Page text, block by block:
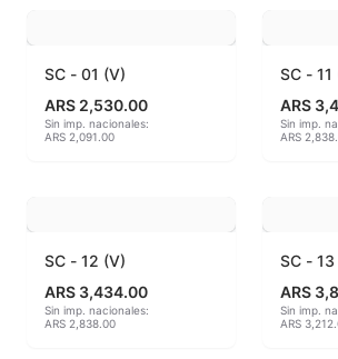
Fritas cerámicas
Granillas (970ºC-1020ºC)
Jaspeadores
Kingtsugi
SC - 01 (V)
ARS 2,530.00
Sin imp. nacionales:
ARS 2,091.00
SC - 11
ARS
Sin imp.
ARS
SC - 12 (V)
ARS 3,434.00
Sin imp. nacionales:
ARS 2,838.00
SC - 13
ARS
Sin imp.
ARS